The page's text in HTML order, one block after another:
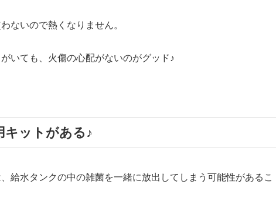
ないので熱くなりません。
いても、火傷の心配がないのがグッド♪
キットがある♪
給水タンクの中の雑菌を一緒に放出してしまう可能性があるこ